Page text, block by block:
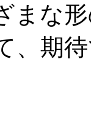
まな
、期